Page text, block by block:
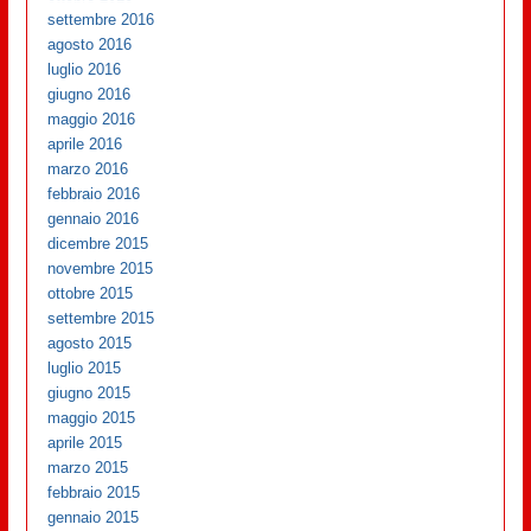
settembre 2016
agosto 2016
luglio 2016
giugno 2016
maggio 2016
aprile 2016
marzo 2016
febbraio 2016
gennaio 2016
dicembre 2015
novembre 2015
ottobre 2015
settembre 2015
agosto 2015
luglio 2015
giugno 2015
maggio 2015
aprile 2015
marzo 2015
febbraio 2015
gennaio 2015